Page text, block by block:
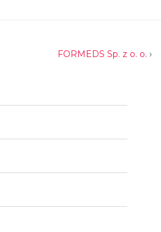
FORMEDS Sp. z o. o. ›